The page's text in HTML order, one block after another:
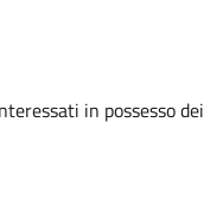
in possesso dei